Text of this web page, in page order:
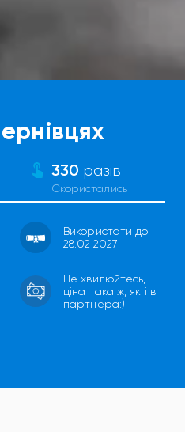
330 разів
Скористались
Використати до
28.02.2027
Не хвилюйтесь,
ціна така ж, як і в
партнера:)